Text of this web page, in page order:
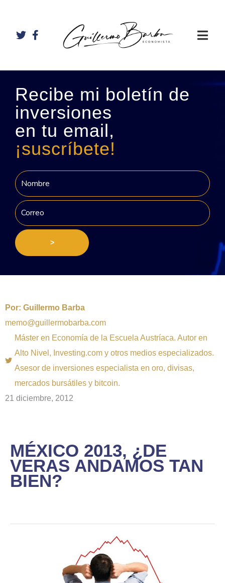
Recibe mi boletín de
inversiones
en tu email,
¡suscríbete!
>
Por: Guillermo Barba
memo@guillermobarba.com
Máster en Economía de la Escuela Austríaca. Autor en
Alto Nivel, Investing.com y otros medios especializados.
Asesor de inversiones especialista en oro, divisas,
mercados bursátiles y bitcoin.
21 diciembre, 2012
MÉXICO 2013, ¿DE
VERAS ANDAMOS TAN
BIEN?